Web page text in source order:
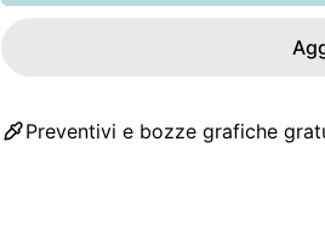
Preventivi e bozze grafiche